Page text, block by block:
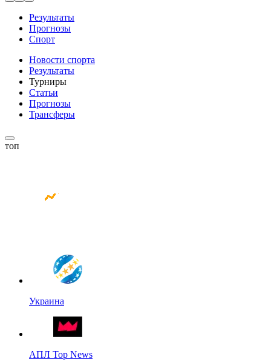
Результаты
Прогнозы
Спорт
Новости спорта
Результаты
Турниры
Статьи
Прогнозы
Трансферы
топ
Украина
АПЛ Top News